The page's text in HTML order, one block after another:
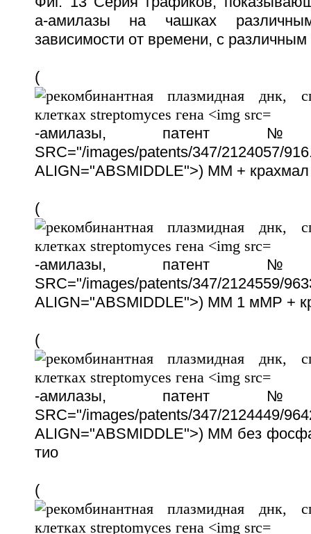
а-амилазы на чашках
зависимости от времени, с
(
-амилазы, патент
SRC="/images/patents/347/2124057/
ALIGN="ABSMIDDLE">) ММ + крахмал
(
-амилазы, патент
SRC="/images/patents/347/2124559/
ALIGN="ABSMIDDLE">) ММ 1 мМР +
(
-амилазы, патент
SRC="/images/patents/347/2124449/
ALIGN="ABSMIDDLE">) ММ без
тио
(